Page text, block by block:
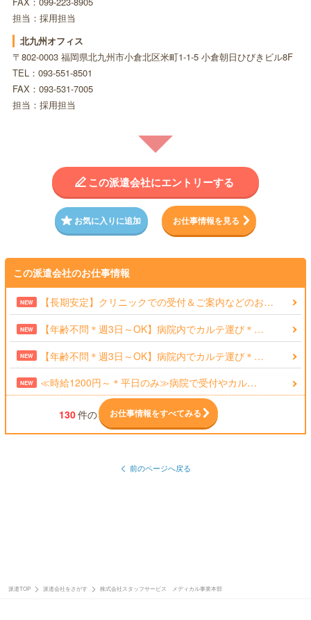
担当：採用担当
北九州オフィス
〒802-0003 福岡県北九州市小倉北区米町1-1-5 小倉朝日ひびきビル8F
TEL：093-551-8501
FAX：093-531-7005
担当：採用担当
この派遣会社にエントリーする
お気に入りに追加 お仕事情報を見る
この派遣会社のお仕事情報
NEW 【長期安定】クリニックでの受付＆ご案内などのお…
NEW 【年齢不問＊週3日～OK】病院内でカルテ運び＊…
NEW 【年齢不問＊週3日～OK】病院内でカルテ運び＊…
NEW ≪時給1200円～＊平日のみ≫病院で受付やカル…
130件の お仕事情報をすべてみる
前のページへ戻る
派遣TOP 派遣会社をさがす 株式会社スタッフサービス メディカル事業本部